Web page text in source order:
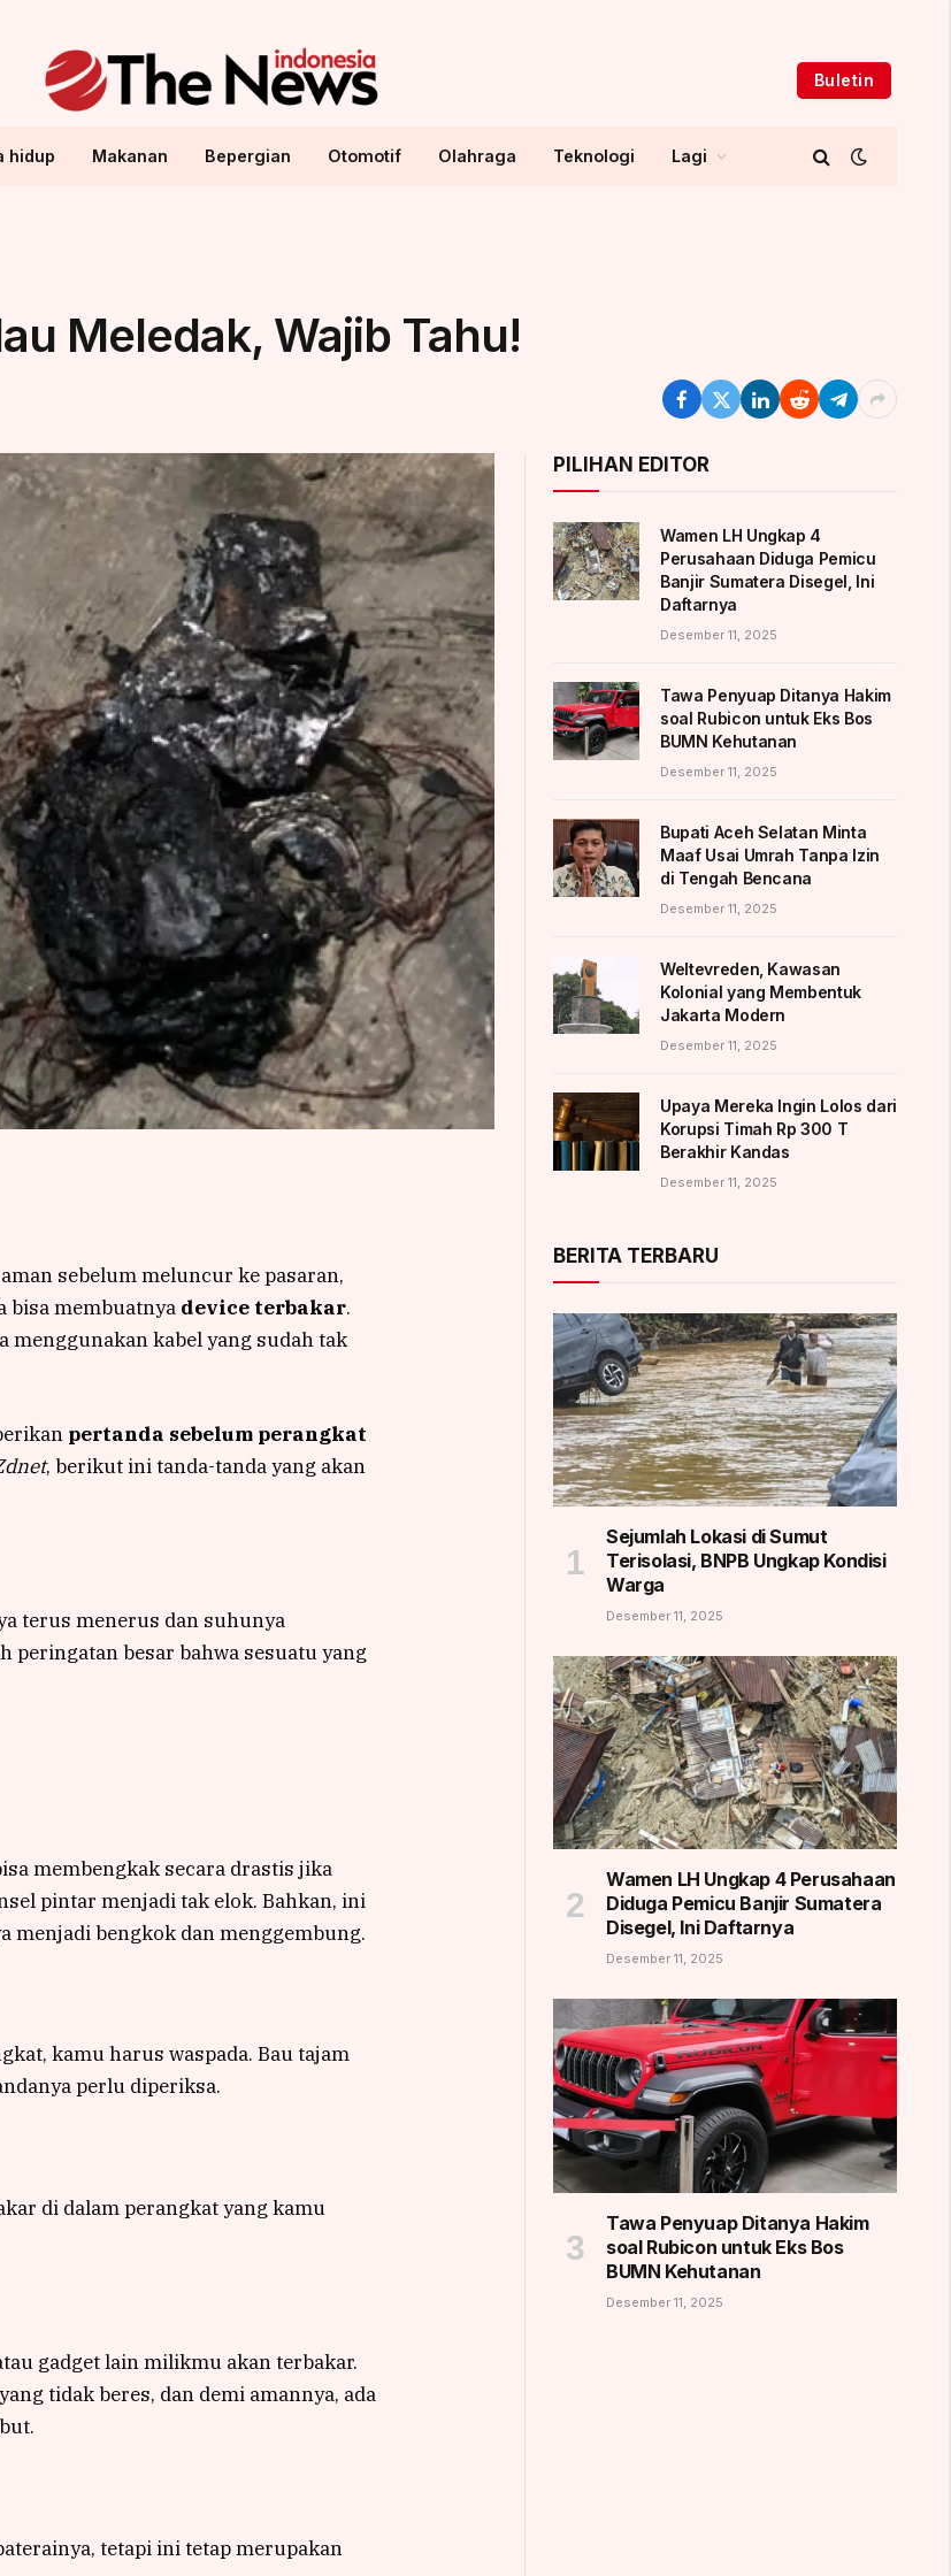
Buletin
hidup Makanan Bepergian Otomotif Olahraga Teknologi Lagi
Meledak, Wajib Tahu!
sebelum meluncur ke pasaran,
bisa membuatnyadevice terbakar.
menggunakan kabel yang sudah tak
pertanda sebelum perangkat
, berikut ini tanda-tanda yang akan
terus menerus dan suhunya
peringatan besar bahwa sesuatu yang
membengkak secara drastis jika
pintar menjadi tak elok. Bahkan, ini
menjadi bengkok dan menggembung.
kamu harus waspada. Bau tajam
perlu diperiksa.
di dalam perangkat yang kamu
gadget lain milikmu akan terbakar.
tidak beres, dan demi amannya, ada
tetapi ini tetap merupakan
PILIHAN EDITOR
Wamen LH Ungkap 4
Perusahaan Diduga Pemicu
Banjir Sumatera Disegel, Ini
Daftarnya
Desember 11, 2025
Tawa Penyuap Ditanya Hakim
soal Rubicon untuk Eks Bos
BUMN Kehutanan
Desember 11, 2025
Bupati Aceh Selatan Minta
Maaf Usai Umrah Tanpa Izin
di Tengah Bencana
Desember 11, 2025
Weltevreden, Kawasan
Kolonial yang Membentuk
Jakarta Modern
Desember 11, 2025
Upaya Mereka Ingin Lolos dari
Korupsi Timah Rp 300 T
Berakhir Kandas
Desember 11, 2025
BERITA TERBARU
Sejumlah Lokasi di Sumut
Terisolasi, BNPB Ungkap Kondisi
Warga
Desember 11, 2025
Wamen LH Ungkap 4 Perusahaan
Diduga Pemicu Banjir Sumatera
Disegel, Ini Daftarnya
Desember 11, 2025
Tawa Penyuap Ditanya Hakim
soal Rubicon untuk Eks Bos
BUMN Kehutanan
Desember 11, 2025